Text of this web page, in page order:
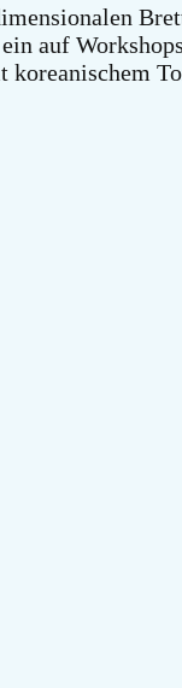
auf
koreanischem